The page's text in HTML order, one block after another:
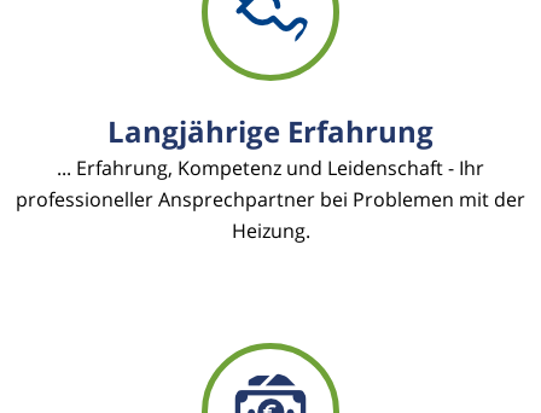
Langjährige Erfahrung
... Erfahrung, Kompetenz und Leidenschaft - Ihr
professioneller Ansprechpartner bei Problemen mit der
Heizung.